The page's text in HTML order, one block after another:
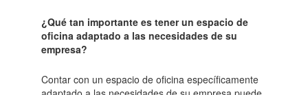
¿Qué tan importante es tener un espacio de
oficina adaptado a las necesidades de su
empresa?
Contar con un espacio de oficina específicamente